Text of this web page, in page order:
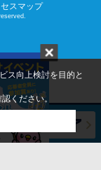
セスマップ
ス向上検討を目的と
ください。